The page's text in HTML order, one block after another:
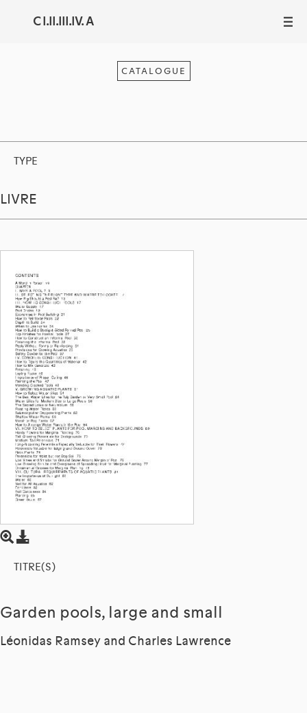
C I.II.III.IV. A III
CATALOGUE
TYPE
LIVRE
TITRE(S)
Garden pools, large and small
Léonidas Ramsey and Charles Lawrence